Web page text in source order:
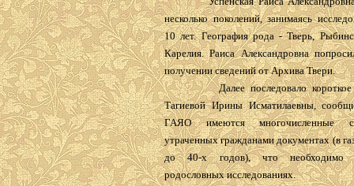
несколько поколений, занимаясь
10 лет. География рода - Тверь,
Карелия. Раиса Александровна
получении сведений от Архива Твери.
Далее последовало короткое
Тагиевой Ирины Исматилаевны,
ГАЯО имеются многочисленные
утраченных гражданами документах (в
до 40-х годов), что необходимо
родословных исследованиях.